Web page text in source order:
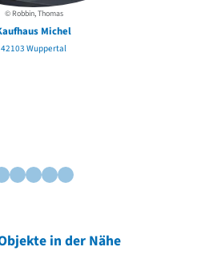
© Robbin, Thomas
Michel
42103 Wuppertal
in der Nähe